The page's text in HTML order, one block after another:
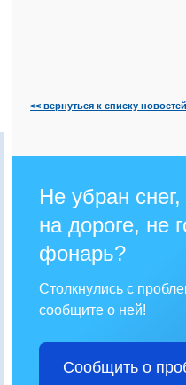
<< вернуться к списку новостей
Не убран
на дороге, не
фонарь?
Столкнулись с
сообщите о ней!
Сообщить о